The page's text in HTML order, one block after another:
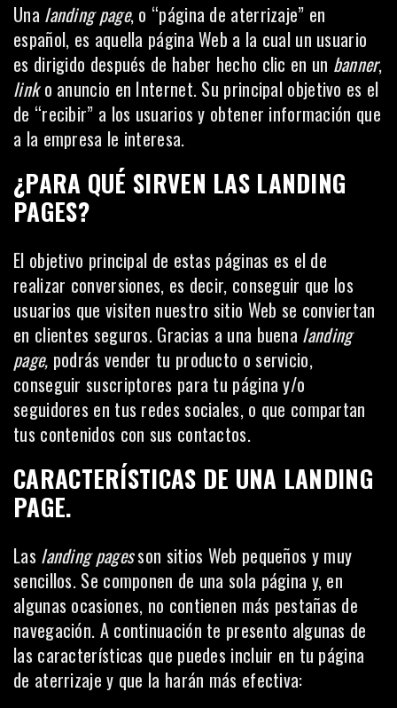
Una landing page, o “página de aterrizaje” en
español, es aquella página Web a la cual un usuario
es dirigido después de haber hecho clic en un banner,
linko anuncio en Internet. Su principal objetivo es el
de “recibir” a los usuarios y obtener información que
a la empresa le interesa.
¿PARA QUÉ SIRVEN LAS LANDING
PAGES?
El objetivo principal de estas páginas es el de
realizar conversiones, es decir, conseguir que los
usuarios que visiten nuestro sitio Web se conviertan
en clientes seguros. Gracias a una buena landing
page, podrás vender tu producto o servicio,
conseguir suscriptores para tu página y/o
seguidores en tus redes sociales, o que compartan
tus contenidos con sus contactos.
CARACTERÍSTICAS DE UNA LANDING
PAGE.
Las landing pagesson sitios Web pequeños y muy
sencillos. Se componen de una sola página y, en
algunas ocasiones, no contienen más pestañas de
navegación. A continuación te presento algunas de
las características que puedes incluir en tu página
de aterrizaje y que la harán más efectiva: